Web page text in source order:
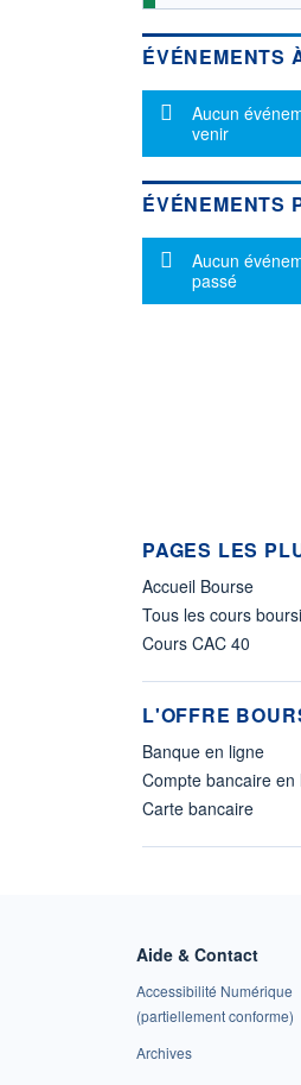
ÉVÉNEMENTS
Message
Aucun
venir
ÉVÉNEMENTS
Message
Aucun
passé
PAGES LES
Accueil Bourse
Tous les cours
Cours CAC 40
L'OFFRE
Banque en ligne
Compte bancaire en
Carte bancaire
Aide & Contact
Accessibilité Numérique
(partiellement conforme)
Archives